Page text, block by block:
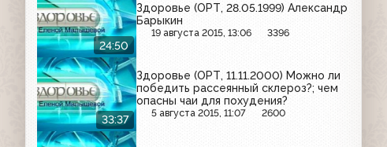
24:50
Здоровье (ОРТ, 28.05.1999) Александр
Барыкин
19 августа 2015, 13:06 3396
33:37
Здоровье (ОРТ, 11.11.2000) Можно ли
победить рассеянный склероз?; чем
опасны чаи для похудения?
5 августа 2015, 11:07 2600